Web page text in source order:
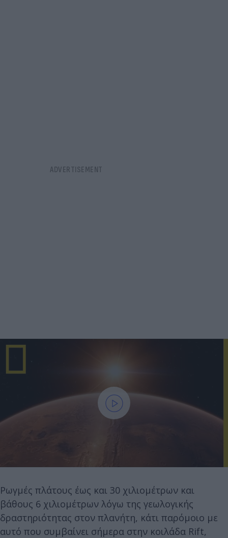
Ρωγμές πλάτους έως και 30 χιλιομέτρων και
βάθους 6 χιλιομέτρων λόγω της γεωλογικής
δραστηριότητας στον πλανήτη, κάτι παρόμοιο με
αυτό που συμβαίνει σήμερα στην κοιλάδα Rift,